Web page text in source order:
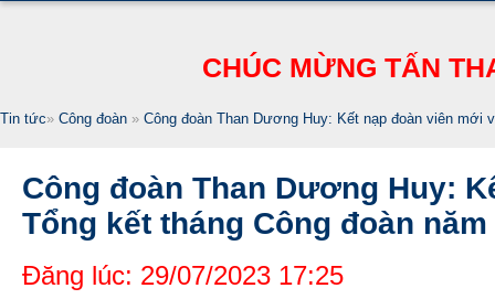
CHÚC MỪNG TẤN
Tin tức» Công đoàn » Công đoàn Than Dương Huy: Kết nạp đoàn viên mới
Công đoàn Than Dương Huy:
Tổng kết tháng Công đoàn năm
Đăng lúc: 29/07/2023 17:25